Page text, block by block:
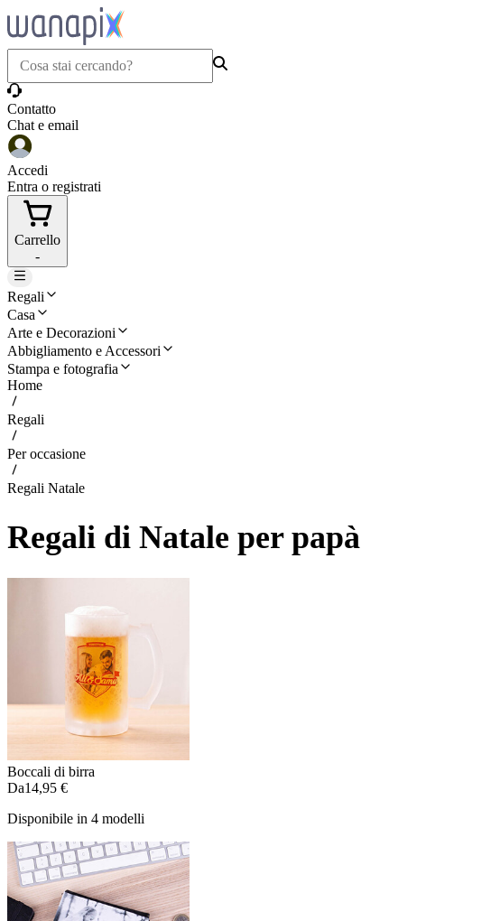
Contatto
Chat e email
Accedi
Entra o registrati
Carrello
-
Regali
Casa
Arte e Decorazioni
Abbigliamento e Accessori
Stampa e fotografia
Home
Regali
Per occasione
Regali Natale
Regali di Natale per papà
Boccali di birra
Da14,95 €
Disponibile in 4 modelli